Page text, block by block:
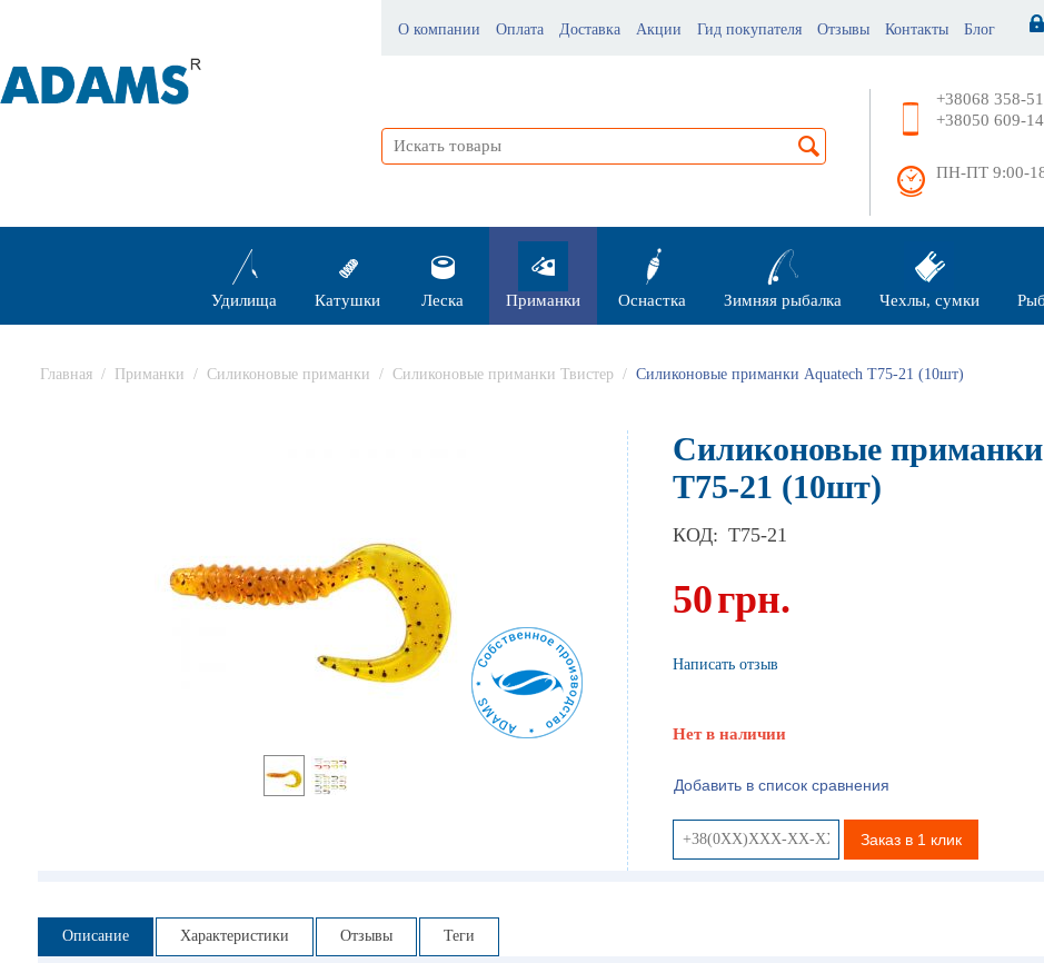
О компании Оплата Доставка Акции Гид покупателя Отзывы Контакты Блог
+38068 358-
+38050 609-
ПН-ПТ 9:00-
Удилища Катушки Леска Приманки Оснастка Зимняя рыбалка Чехлы, сумки
Главная / Приманки / Силиконовые приманки / Силиконовые приманки Твистер / Силиконовые приманки Aquatech Т75-21 (10шт)
Силиконовые
Т75-21 (10шт)
КОД: T75-21
50грн.
Написать отзыв
Нет в наличии
Добавить в список сравнения
Заказ в 1 клик
Описание Характеристики Отзывы Теги